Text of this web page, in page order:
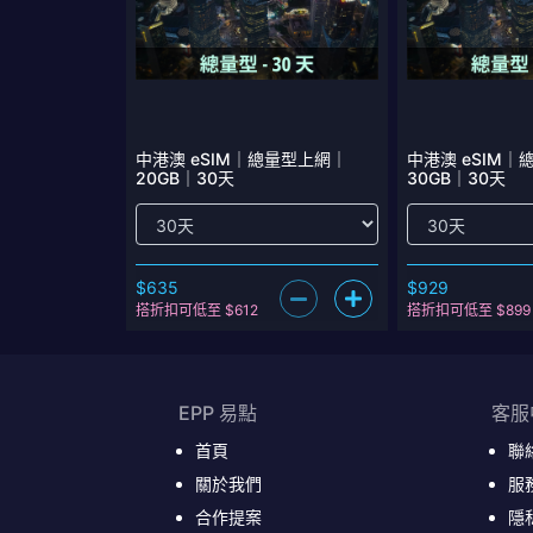
中港澳 eSIM｜總量型上網｜
20GB｜30天
$635
搭折扣可低至 $612
中港澳 eSIM｜
30GB｜30天
$929
搭折扣可低至 $899
EPP 易點
首頁
關於我們
合作提案
客
聯
服
隱